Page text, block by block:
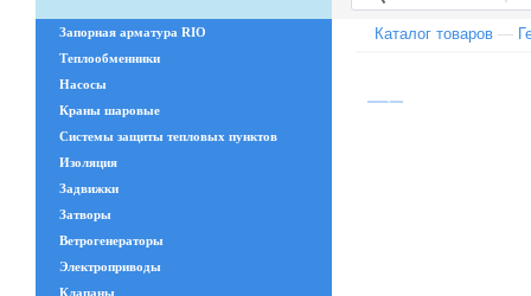
Запорная арматура RIO
Теплообменники
Насосы
Краны шаровые
Системы защиты тепловых пунктов
Изоляция
Задвижки
Затворы
Ветрогенераторы
Электроприводы
Клапаны
Каталог товаров —